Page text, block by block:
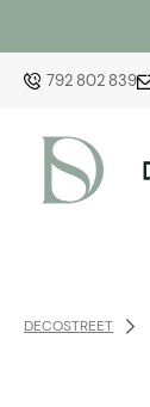
792 802 839
DECOSTREET